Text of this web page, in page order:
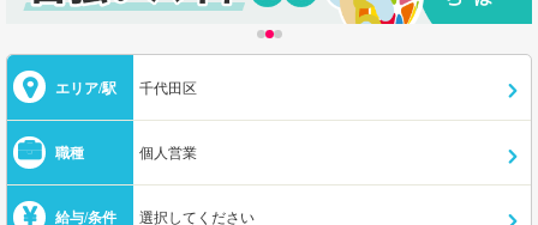
エリア/駅 千代田区
職種 個人営業
給与/条件 選択してください